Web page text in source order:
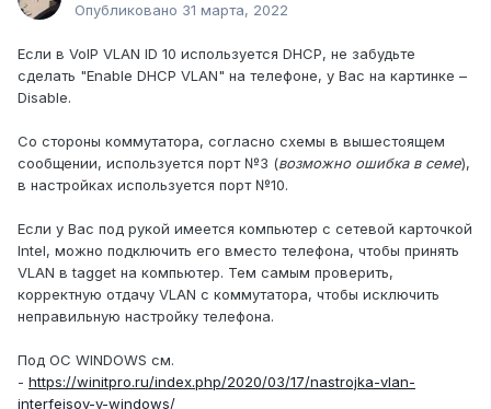
Опубликовано 31 марта, 2022
Если в VoIP VLAN ID 10 используется DHCP, не забудьте
сделать "Enable DHCP VLAN" на телефоне, у Вас на картинке –
Disable.
Со стороны коммутатора, согласно схемы в вышестоящем
сообщении, используется порт №3 (возможно ошибка в семе),
в настройках используется порт №10.
Если у Вас под рукой имеется компьютер с сетевой карточкой
Intel, можно подключить его вместо телефона, чтобы принять
VLAN в tagget на компьютер. Тем самым проверить,
корректную отдачу VLAN с коммутатора, чтобы исключить
неправильную настройку телефона.
Под ОС WINDOWS см.
- https://winitpro.ru/index.php/2020/03/17/nastrojka-vlan-
interfejsov-v-windows/